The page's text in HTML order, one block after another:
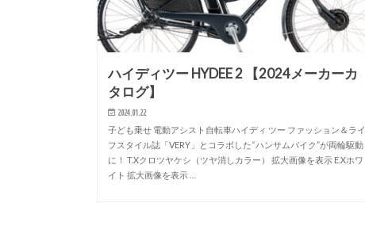
ハイディツー HYDEE 2 【2024メーカーカ
タログ】
2024.01.22
子ども乗せ 電動アシスト自転車ハイディ ツー ファッション＆ライ
フスタイル誌「VERY」とコラボした“ハンサムバイク”が両輪駆動
に！ T.Xクロツヤケシ（ツヤ消しカラー） 拡大画像を表示 E.Xホワ
イト 拡大画像を表示 …